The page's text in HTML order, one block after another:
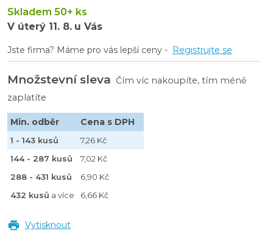
Skladem 50+ ks
V úterý 11. 8. u Vás
Jste firma? Máme pro vás lepší ceny - Registrujte se
Množstevní sleva Čím víc nakoupíte, tím méně
zaplatíte
Min. odběr Cena s DPH
1 - 143 kusů
7,26 Kč
144 - 287 kusů
7,02 Kč
288 - 431 kusů
6,90 Kč
432 kusů a více 6,66 Kč
Vytisknout